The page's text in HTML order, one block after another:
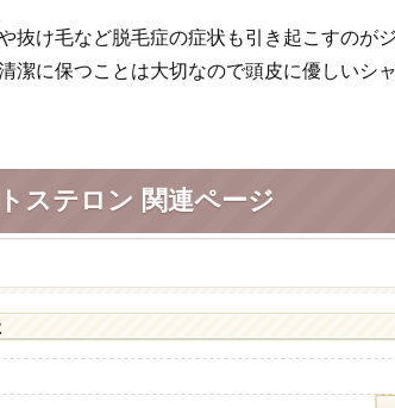
抜け毛など脱毛症の症状も引き起こすのが
潔に保つことは大切なので頭皮に優しいシ
ステロン 関連ページ